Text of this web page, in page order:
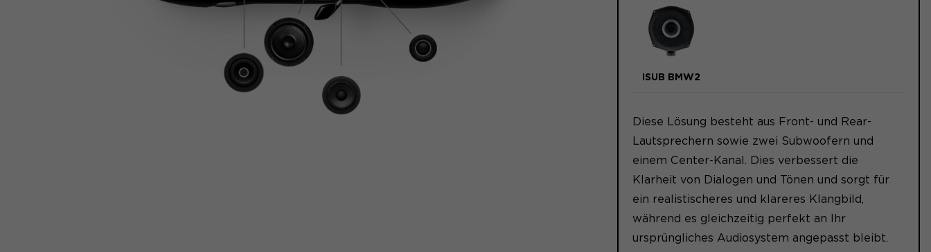
ISUB BMW2
Diese Lösung besteht aus Front- und Rear-
Lautsprechern sowie zwei Subwoofern und
einem Center-Kanal. Dies verbessert die
Klarheit von Dialogen und Tönen und sorgt für
ein realistischeres und klareres Klangbild,
während es gleichzeitig perfekt an Ihr
ursprüngliches Audiosystem angepasst bleibt.